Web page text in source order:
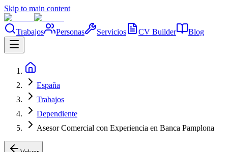
Skip to main content
Trabajos Personas Servicios CV Builder Blog
España
Trabajos
Dependiente
Asesor Comercial con Experiencia en Banca Pamplona